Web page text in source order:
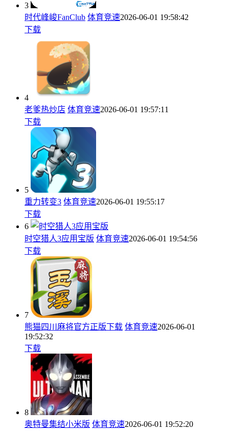
3
时代峰峻FanClub 体育竞速2026-06-01 19:58:42
下载
4
老爹热炒店 体育竞速2026-06-01 19:57:11
下载
5
重力转变3 体育竞速2026-06-01 19:55:17
下载
6
时空猎人3应用宝版 体育竞速2026-06-01 19:54:56
下载
7
熊猫四川麻将官方正版下载 体育竞速2026-06-01
19:52:32
下载
8
奥特曼集结小米版 体育竞速2026-06-01 19:52:20